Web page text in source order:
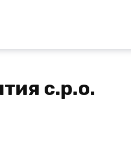
с.р.о.